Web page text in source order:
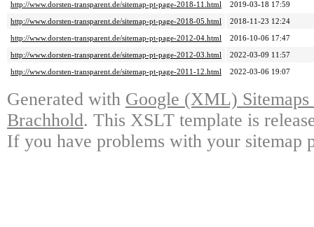
http://www.dorsten-transparent.de/sitemap-pt-page-2018-11.html
2019-03-18 17:59
http://www.dorsten-transparent.de/sitemap-pt-page-2018-05.html
2018-11-23 12:24
http://www.dorsten-transparent.de/sitemap-pt-page-2012-04.html
2016-10-06 17:47
http://www.dorsten-transparent.de/sitemap-pt-page-2012-03.html
2022-03-09 11:57
http://www.dorsten-transparent.de/sitemap-pt-page-2011-12.html
2022-03-06 19:07
Generated with Google (XML)
Brachhold. This XSLT template is
If you have problems with your sitemap